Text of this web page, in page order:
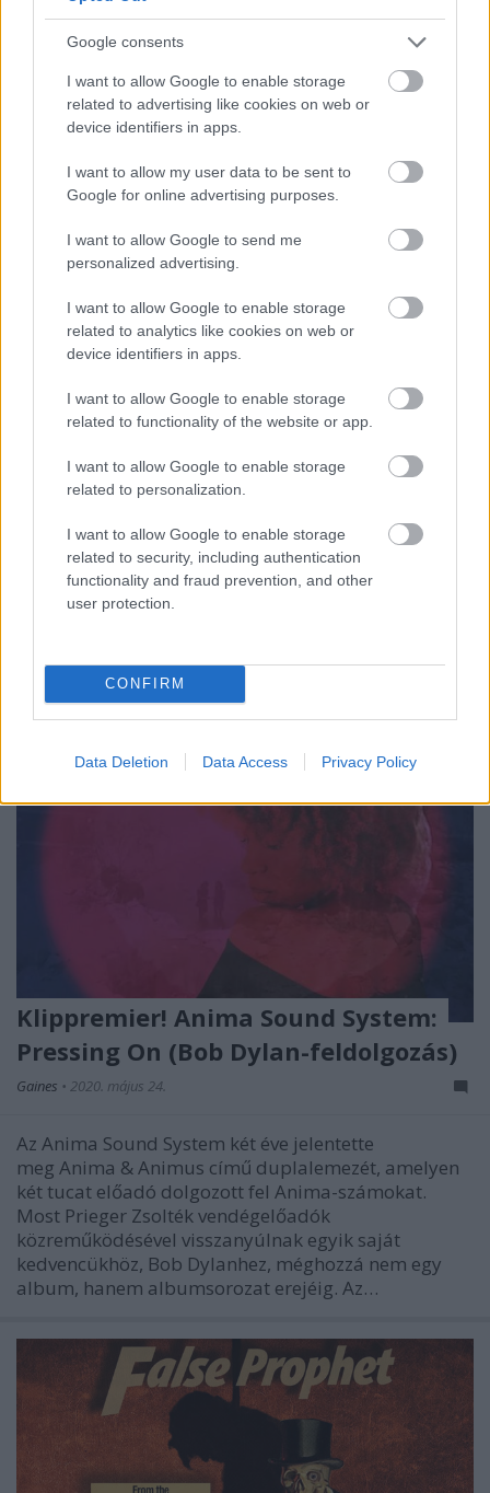
Google consents
I want to allow Google to enable storage
related to advertising like cookies on web or
device identifiers in apps.
I want to allow my user data to be sent to
Google for online advertising purposes.
I want to allow Google to send me
personalized advertising.
I want to allow Google to enable storage
related to analytics like cookies on web or
device identifiers in apps.
I want to allow Google to enable storage
related to functionality of the website or app.
I want to allow Google to enable storage
related to personalization.
I want to allow Google to enable storage
related to security, including authentication
functionality and fraud prevention, and other
user protection.
CONFIRM
Data Deletion Data Access Privacy Policy
egy énekes-dalszerző harminckilencedik (!)
albumától számítanánk. Vagy mégis? Lemezkritika a
Recorder magazin 81. lapszámából.
Bob Dylan rekordokat döntöget új
lemezével
• 2020. június 30.
Kettőt is: egyet az amerikai albumlistákon, egyet
meg a briteknél. Ahogy kell.
Klippremier! Anima Sound System:
Pressing On (Bob Dylan-feldolgozás)
Gaines • 2020. május 24.
Az Anima Sound System két éve jelentette
meg Anima & Animus című duplalemezét, amelyen
két tucat előadó dolgozott fel Anima-számokat.
Most Prieger Zsolték vendégelőadók
közreműködésével visszanyúlnak egyik saját
kedvencükhöz, Bob Dylanhez, méghozzá nem egy
album, hanem albumsorozat erejéig. Az…